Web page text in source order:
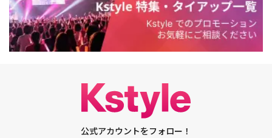
公式アカウントをフォロー！